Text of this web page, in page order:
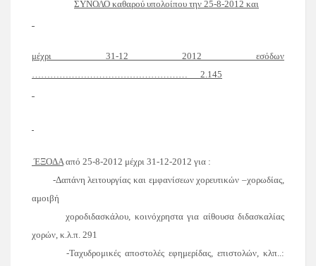
ΣΥΝΟΛΟ καθαρού υπολοίπου την 25-8-2012 και
μέχρι 31-12 2012 εσόδων
……………………………………………
2.145
ΈΞΟΔΑαπό 25-8-2012 μέχρι 31-12-2012 για :
-Δαπάνη λειτουργίας και εμφανίσεων χορευτικών –χορωδίας,
αμοιβή
χοροδιδασκάλου, κοινόχρηστα για αίθουσα διδασκαλίας
χορών, κ.λ.π. 291
-Ταχυδρομικές αποστολές εφημερίδας, επιστολών, κλπ..: